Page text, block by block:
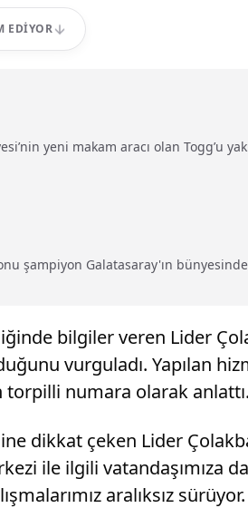
EDIYOR
yeni makam aracı olan Togg’u
şampiyon Galatasaray'ın
bilgiler veren Lider
vurguladı. Yapılan
torpilli numara olarak anlattı.
dikkat çeken Lider
ile ilgili vatandaşımıza
aralıksız